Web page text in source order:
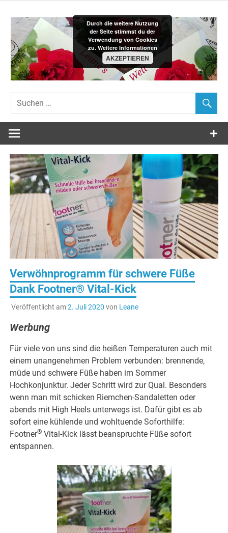
Inhalt
springen
Leane´s-
Welt
Verwöhnprogramm für schwere Füße
Dank Footner® Vital-Kick
Veröffentlicht am2. Juli 2020 von Leane
Werbung
Für viele von uns sind die heißen Temperaturen auch mit
einem unangenehmen Problem verbunden: brennende,
müde und schwere Füße haben im Sommer
Hochkonjunktur. Jeder Schritt wird zur Qual. Besonders
wenn man mit schicken Riemchen-Sandaletten oder
abends mit High Heels unterwegs ist. Dafür gibt es ab
sofort eine kühlende und wohltuende Soforthilfe:
Footner® Vital-Kick lässt beanspruchte Füße sofort
entspannen.
Durch die weitere Nutzung
der Seite stimmst du der
Verwendung von Cookies
zu. Weitere Informationen
AKZEPTIEREN